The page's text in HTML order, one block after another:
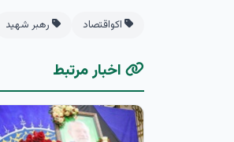
اکواقتصاد رهبر شهید
اخبار مرتبط